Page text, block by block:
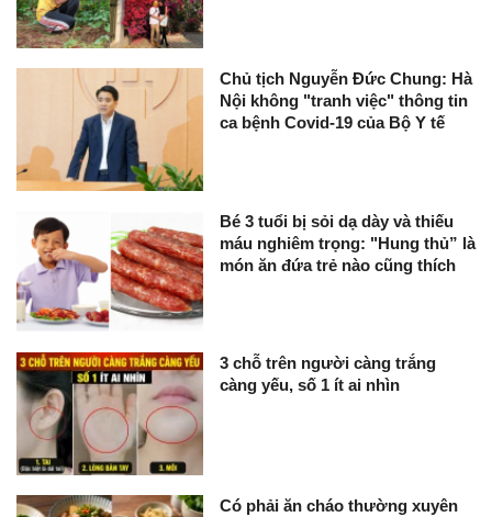
Chủ tịch Nguyễn Đức Chung: Hà
Nội không "tranh việc" thông tin
ca bệnh Covid-19 của Bộ Y tế
Bé 3 tuổi bị sỏi dạ dày và thiếu
máu nghiêm trọng: "Hung thủ” là
món ăn đứa trẻ nào cũng thích
3 chỗ trên người càng trắng
càng yếu, số 1 ít ai nhìn
Có phải ăn cháo thường xuyên